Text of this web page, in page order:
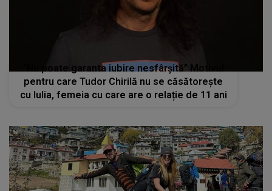
”Nu poate garanta iubire nesfârșită” Motivul
pentru care Tudor Chirilă nu se căsătorește
cu Iulia, femeia cu care are o relație de 11 ani